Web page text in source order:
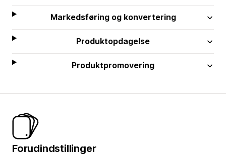
Markedsføring og konvertering
Produktopdagelse
Produktpromovering
Forudindstillinger